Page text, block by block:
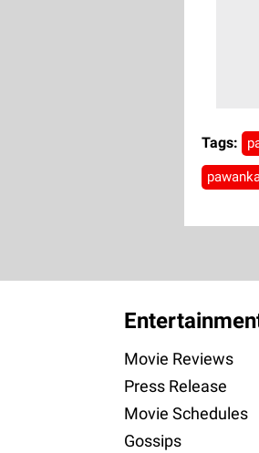
Tags:
Movie Reviews
Press Release
Movie Schedules
Gossips